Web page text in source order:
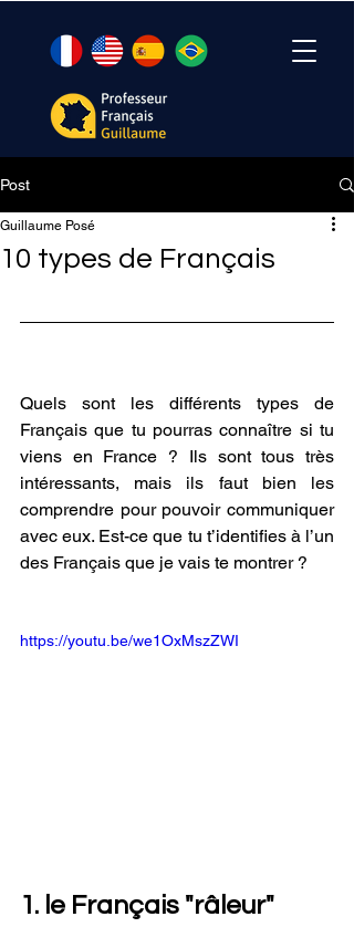
Post
10 types de Français
Guillaume Posé
Quels sont les différents types de
Français que tu pourras connaître si tu
viens en France ? Ils sont tous très
intéressants, mais ils faut bien les
comprendre pour pouvoir communiquer
avec eux. Est-ce que tu t’identifies à l’un
des Français que je vais te montrer ?
https://youtu.be/we1OxMszZWI
1. le Français "râleur"